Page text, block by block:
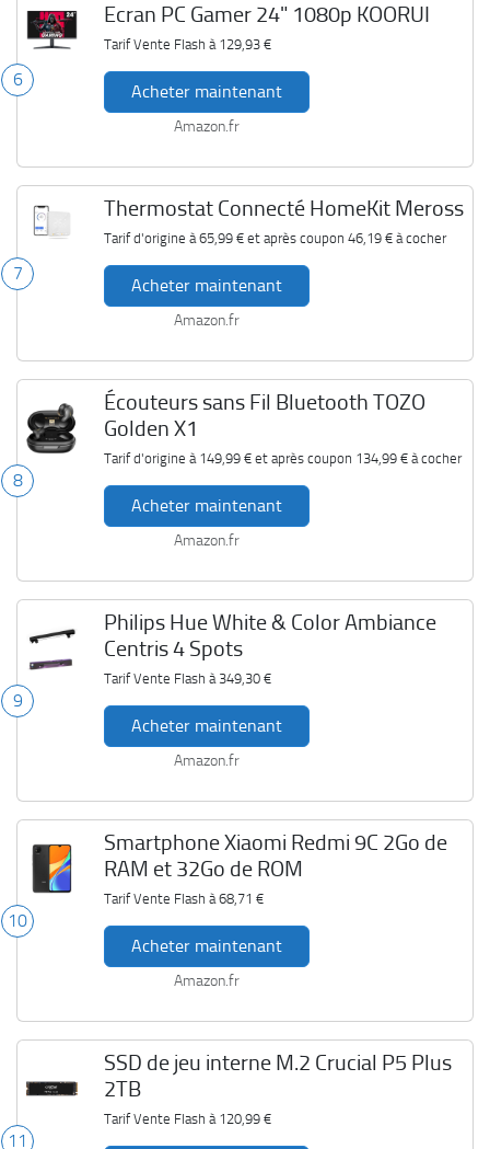
6
Ecran PC Gamer 24" 1080p KOORUI
Tarif Vente Flash à 129,93 €
Acheter maintenant
Amazon.fr
7
Thermostat Connecté HomeKit Meross
Tarif d'origine à65,99 €et après coupon 46,19 €à cocher
Acheter maintenant
Amazon.fr
8
Écouteurs sans Fil Bluetooth TOZO
Golden X1
Tarif d'origine à 149,99 €et après coupon 134,99 €à cocher
Acheter maintenant
Amazon.fr
9
Philips Hue White & Color Ambiance
Centris 4 Spots
Tarif Vente Flash à 349,30 €
Acheter maintenant
Amazon.fr
10
Smartphone Xiaomi Redmi 9C 2Go de
RAM et 32Go de ROM
Tarif Vente Flash à68,71 €
Acheter maintenant
Amazon.fr
11
SSD de jeu interne M.2 Crucial P5 Plus
2TB
Tarif Vente Flash à 120,99 €